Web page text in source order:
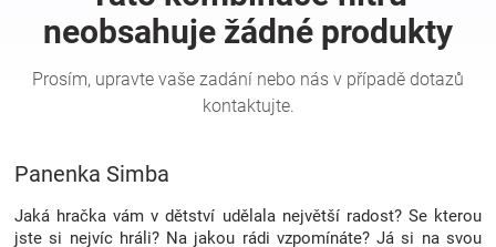
zábava
pro
Panenka Simba
Jaká hračka vám v dětství udělala největší radost? Se kterou
jste si nejvíc hráli? Na jakou rádi vzpomínáte? Já si na svou